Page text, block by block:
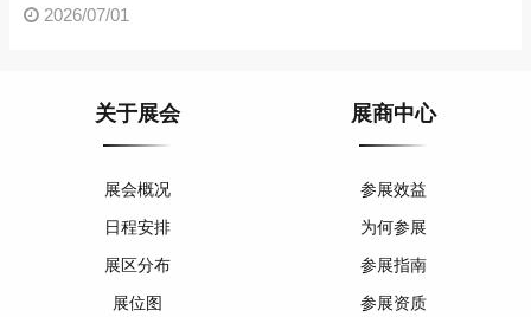
2026/07/01
关于展会
展会概况
日程安排
展区分布
展位图
展商中心
参展效益
为何参展
参展指南
参展资质